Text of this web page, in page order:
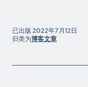
已出版 2022年7月12日
归类为博客文章